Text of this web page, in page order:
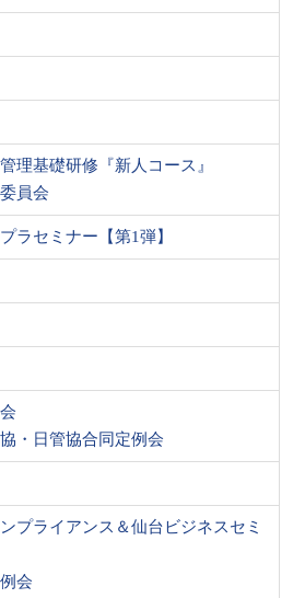
理基礎研修『新人コース』
員会
ラセミナー【第1弾】
・日管協合同定例会
プライアンス＆仙台ビジネスセミ
会